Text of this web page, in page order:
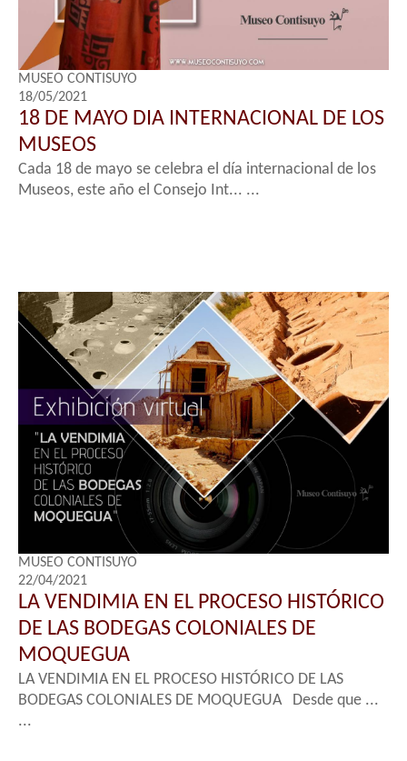
MUSEO CONTISUYO
18/05/2021
18 DE MAYO DIA INTERNACIONAL DE LOS
MUSEOS
Cada 18 de mayo se celebra el día internacional de los
Museos, este año el Consejo Int... ...
MUSEO CONTISUYO
22/04/2021
LA VENDIMIA EN EL PROCESO HISTÓRICO
DE LAS BODEGAS COLONIALES DE
MOQUEGUA
LA VENDIMIA EN EL PROCESO HISTÓRICO DE LAS
BODEGAS COLONIALES DE MOQUEGUA Desde que ...
...